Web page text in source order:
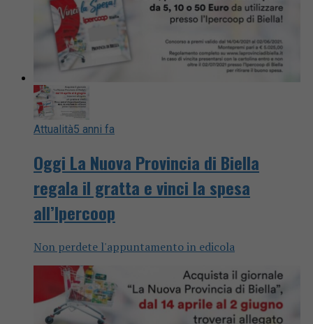
Attualità5 anni fa
Oggi La Nuova Provincia di Biella
regala il gratta e vinci la spesa
all’Ipercoop
Non perdete l'appuntamento in edicola